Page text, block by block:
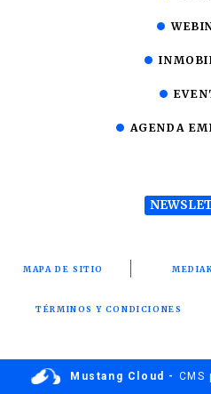
AGENDA
MAPA DE SITIO
TÉRMINOS Y CONDICIONES
Mustang Cloud -